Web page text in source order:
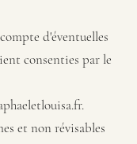
d'éventuelles
consenties par le
.
et non révisables